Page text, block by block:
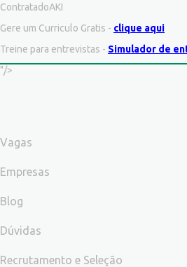
ContratadoAKI
Gere um Curriculo Gratis - clique aqui
Treine para entrevistas - Simulador de
"/>
Vagas
Empresas
Blog
Dúvidas
Recrutamento e Seleção